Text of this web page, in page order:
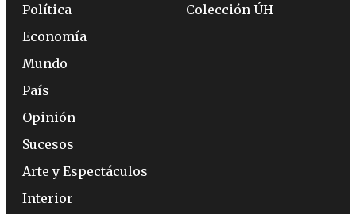
Política
Economía
Mundo
País
Opinión
Sucesos
Arte y Espectáculos
Interior
Colección ÚH